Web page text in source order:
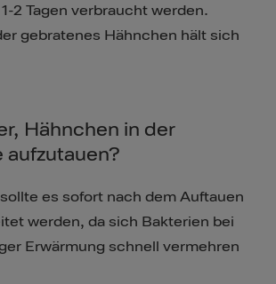
2 Tagen verbraucht werden.
gebratenes Hähnchen hält sich
Hähnchen in der
aufzutauen?
es sofort nach dem Auftauen
werden, da sich Bakterien bei
Erwärmung schnell vermehren